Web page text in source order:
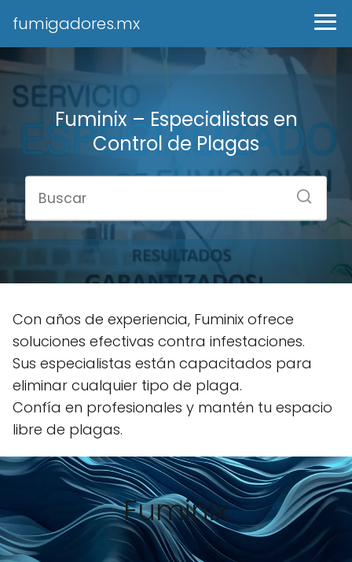
fumigadores.mx
Fuminix – Especialistas en
Control de Plagas
Con años de experiencia, Fuminix ofrece
soluciones efectivas contra infestaciones.
Sus especialistas están capacitados para
eliminar cualquier tipo de plaga.
Confía en profesionales y mantén tu espacio
libre de plagas.
Fuminix